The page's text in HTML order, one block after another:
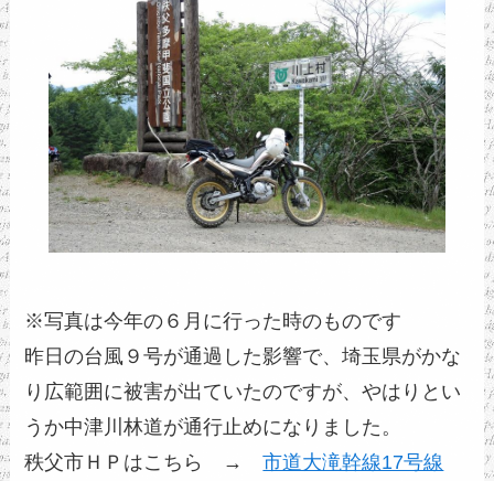
※写真は今年の６月に行った時のものです
昨日の台風９号が通過した影響で、埼玉県がかな
り広範囲に被害が出ていたのですが、やはりとい
うか中津川林道が通行止めになりました。
秩父市ＨＰはこちら →市道大滝幹線17号線